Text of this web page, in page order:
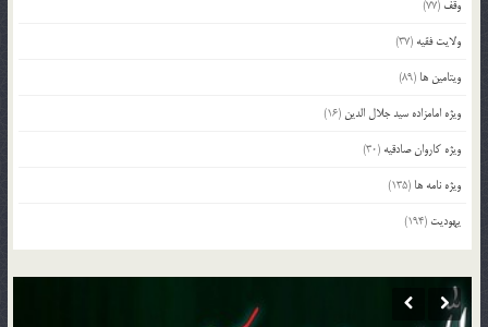
وقف (77)
ولایت فقیه (37)
ویتامین ها (89)
ویژه امامزاده سید جلال الدین (16)
ویژه کاروان صادقیه (30)
ویژه نامه ها (135)
یهودیت (194)